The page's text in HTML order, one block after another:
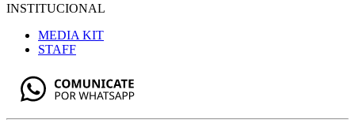
INSTITUCIONAL
MEDIA KIT
STAFF